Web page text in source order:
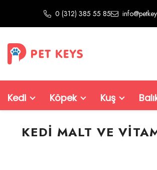
0 (312) 385 55 85
Kedi Köpek Kuş
KEDI MALT VE